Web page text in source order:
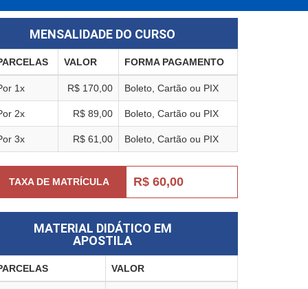
MENSALIDADE DO CURSO
VALOR FORMA PAGAMENTO
1x R$ 170,00 Boleto, Cartão ou PIX
2x R$ 89,00 Boleto, Cartão ou PIX
3x R$ 61,00 Boleto, Cartão ou PIX
TAXA DE MATRÍCULA R$ 60,00
MATERIAL DIDÁTICO EM
APOSTILA
VALOR